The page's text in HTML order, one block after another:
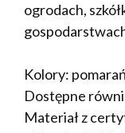
ogrodach,
Kolory:
Dostępne
Materiał z